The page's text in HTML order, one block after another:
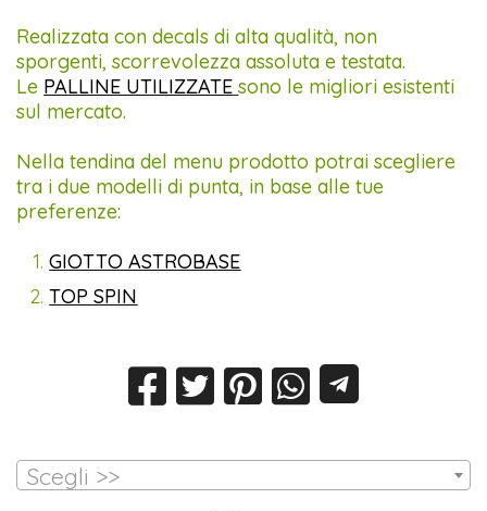
Realizzata con decals di alta qualità, non
sporgenti, scorrevolezza assoluta e testata.
Le PALLINE UTILIZZATE sono le migliori esistenti
sul mercato.
Nella tendina del menu prodotto potrai scegliere
tra i due modelli di punta, in base alle tue
preferenze:
GIOTTO ASTROBASE
TOP SPIN
Scegli >>